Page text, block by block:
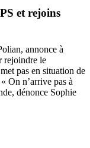
et rejoins
annonce à
rejoindre le
pas en situation de
On n’arrive pas à
dénonce Sophie